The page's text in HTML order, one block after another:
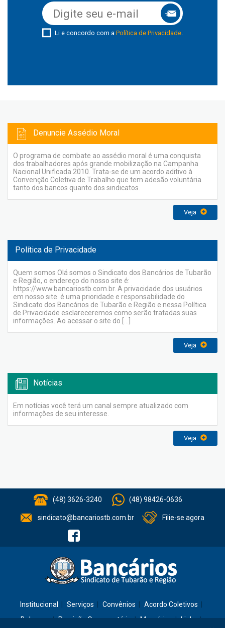
Li e concordo com a Política de Privacidade.
Denuncie Assédio Moral
O programa de combate ao assédio moral é uma conquista
dos trabalhadores após grande mobilização na Campanha
Nacional Unificada 2010. Trata-se de um acordo aditivo à
Convenção Coletiva de Trabalho que tem adesão voluntária
tanto dos bancos quanto dos sindicatos.
Veja
Política de Privacidade
Quem somos Olá somos o Sindicato dos Bancários de Tubarão
e Região, o endereço do nosso site é:
https://www.bancariostb.com.br. A privacidade dos usuários
em nosso site é uma prioridade e responsabilidade do
Sindicato dos Bancários de Tubarão e Região e nessa Política
de Privacidade esclareceremos como serão tratadas suas
informações. Ao acessar o site do […]
Veja
Notícias
Em notícias você terá um canal sempre atualizado com
informações de seu interesse.
Veja
(48) 3626-3240 (48) 98426-0636
sindicato@bancariostb.com.br Filie-se agora
Institucional Serviços Convênios
Acordo Coletivos
Balanços
Previsão Orçamentária Memórias Links